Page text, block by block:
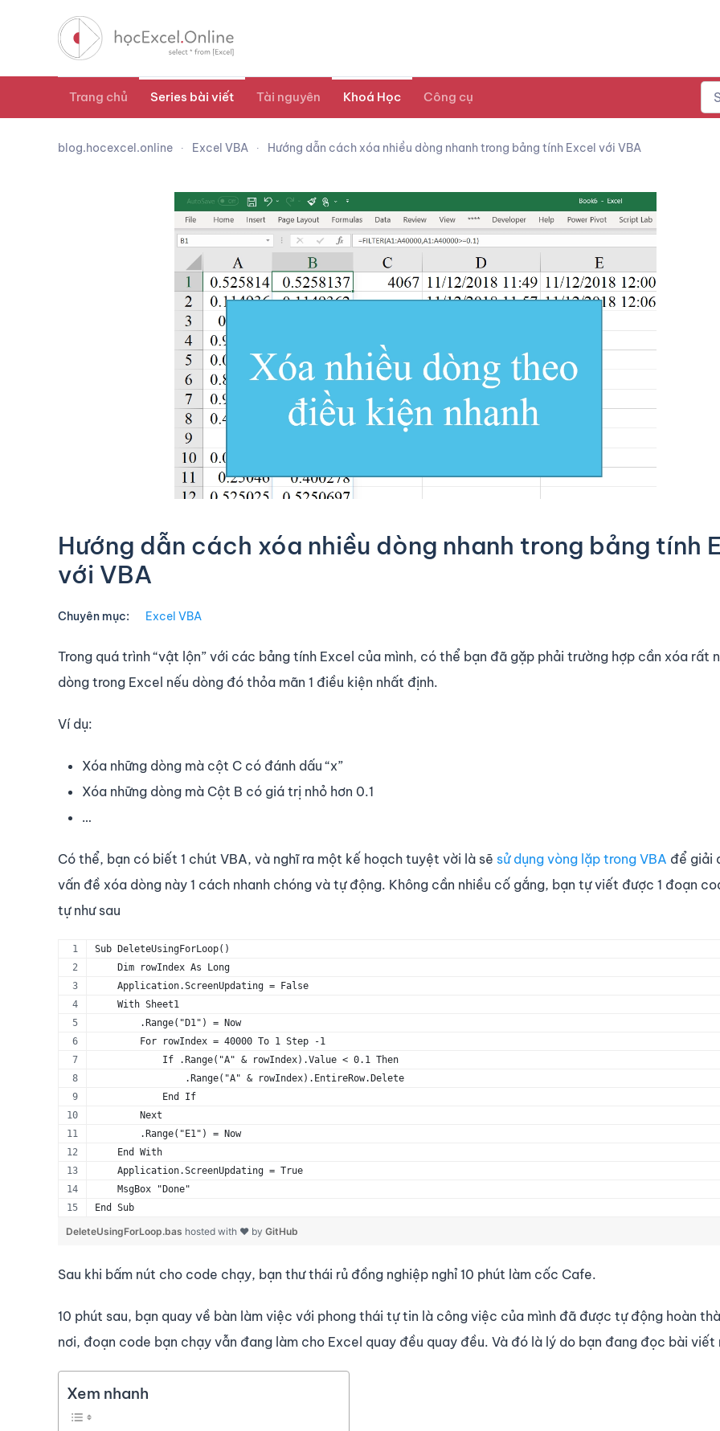
Trang chủ Series bài viết Tài nguyên Khoá Học Công cụ
blog.hocexcel.online Excel VBA Hướng dẫn cách xóa nhiều dòng nhanh trong bảng tính Excel với VBA
Hướng dẫn cách xóa nhiều dòng nhanh trong bảng tính
với VBA
Chuyên mục: Excel VBA
Trong quá trình “vật lộn” với các bảng tính Excel của mình, có thể bạn đã gặp phải trường hợp cần xóa rất
dòng trong Excel nếu dòng đó thỏa mãn 1 điều kiện nhất định.
Ví dụ:
Xóa những dòng mà cột C có đánh dấu “x”
Xóa những dòng mà Cột B có giá trị nhỏ hơn 0.1
…
Có thể, bạn có biết 1 chút VBA, và nghĩ ra một kế hoạch tuyệt vời là sẽ sử dụng vòng lặp trong VBA để giải
vấn đề xóa dòng này 1 cách nhanh chóng và tự động. Không cần nhiều cố gắng, bạn tự viết được 1 đoạn
tự như sau
Sub DeleteUsingForLoop()
    Dim rowIndex As Long
    Application.ScreenUpdating = False
    With Sheet1
        .Range("D1") = Now
        For rowIndex = 40000 To 1 Step -1
            If .Range("A" & rowIndex).Value < 0.1 Then
                .Range("A" & rowIndex).EntireRow.Delete
            End If
        Next
        .Range("E1") = Now
    End With
    Application.ScreenUpdating = True
    MsgBox "Done"
End Sub
DeleteUsingForLoop.bas hosted with ❤ by GitHub
Sau khi bấm nút cho code chạy, bạn thư thái rủ đồng nghiệp nghỉ 10 phút làm cốc Cafe.
10 phút sau, bạn quay về bàn làm việc với phong thái tự tin là công việc của mình đã được tự động hoàn
nơi, đoạn code bạn chạy vẫn đang làm cho Excel quay đều quay đều. Và đó là lý do bạn đang đọc bài viết
Xem nhanh